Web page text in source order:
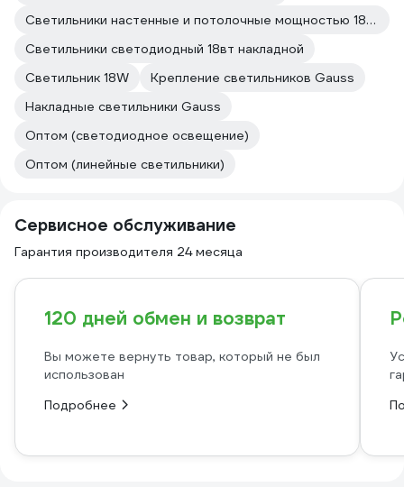
Светильники настенные и потолочные мощностью 18 Вт
Светильники светодиодный 18вт накладной
Светильник 18W
Крепление светильников Gauss
Накладные светильники Gauss
Оптом (светодиодное освещение)
Оптом (линейные светильники)
Сервисное обслуживание
Гарантия производителя 24 месяца
120 дней обмен и возврат
Вы можете вернуть товар, который не был
использован
Подробнее